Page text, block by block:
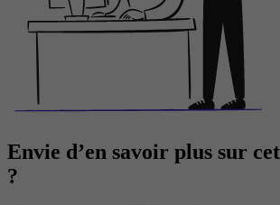
Envie d’en savoir plus sur
?